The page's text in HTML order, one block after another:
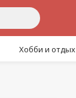
Хобби и отдых